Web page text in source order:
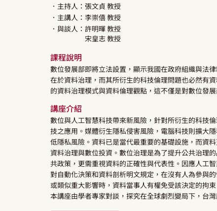
．主持人： 張文貞 教授
．主講人： 李崇僖教授
．與談人： 許明暉教授
宋皇志教授
課程說明
數位發展部即將立法設置，顯示我國在政府組織與法
在於資料治理，而其所衍生的科技倫理問題也必然有
的資料治理模式與資料倫理觀點，這不僅是對數位發
講座介紹
數位與人工智慧科技帶來新風險，針對所衍生的科技
技之應用。媒體衍生隱私侵害風險，電腦科技則擴大
低隱私風險。資料已是當代最重要的基礎設施，而資
資料治理與數位投資。數位治理是為了提升公共治理
共政策，更需重視資料的正確性與代表性。因應人工
對自動化決策和資料剖析明文規定，在沒有人為參與
或類似重大影響時，資料當事人有權免受該決定的拘束
本講座由學者專家對談，探究在全球劇烈變局下，台